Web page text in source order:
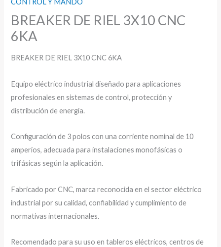
BREAKER DE RIEL 3X10 CNC
6KA
BREAKER DE RIEL 3X10 CNC 6KA
Equipo eléctrico industrial diseñado para aplicaciones
profesionales en sistemas de control, protección y
distribución de energía.
Configuración de 3 polos con una corriente nominal de 10
amperios, adecuada para instalaciones monofásicas o
trifásicas según la aplicación.
Fabricado por CNC, marca reconocida en el sector eléctrico
industrial por su calidad, confiabilidad y cumplimiento de
normativas internacionales.
Recomendado para su uso en tableros eléctricos, centros de